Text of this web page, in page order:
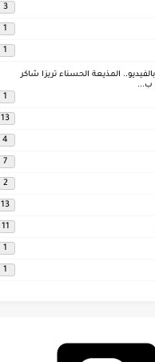
3
1
1
المذيعة الحسناء تريزا شاكر
ب...
1
13
4
7
2
13
11
1
1